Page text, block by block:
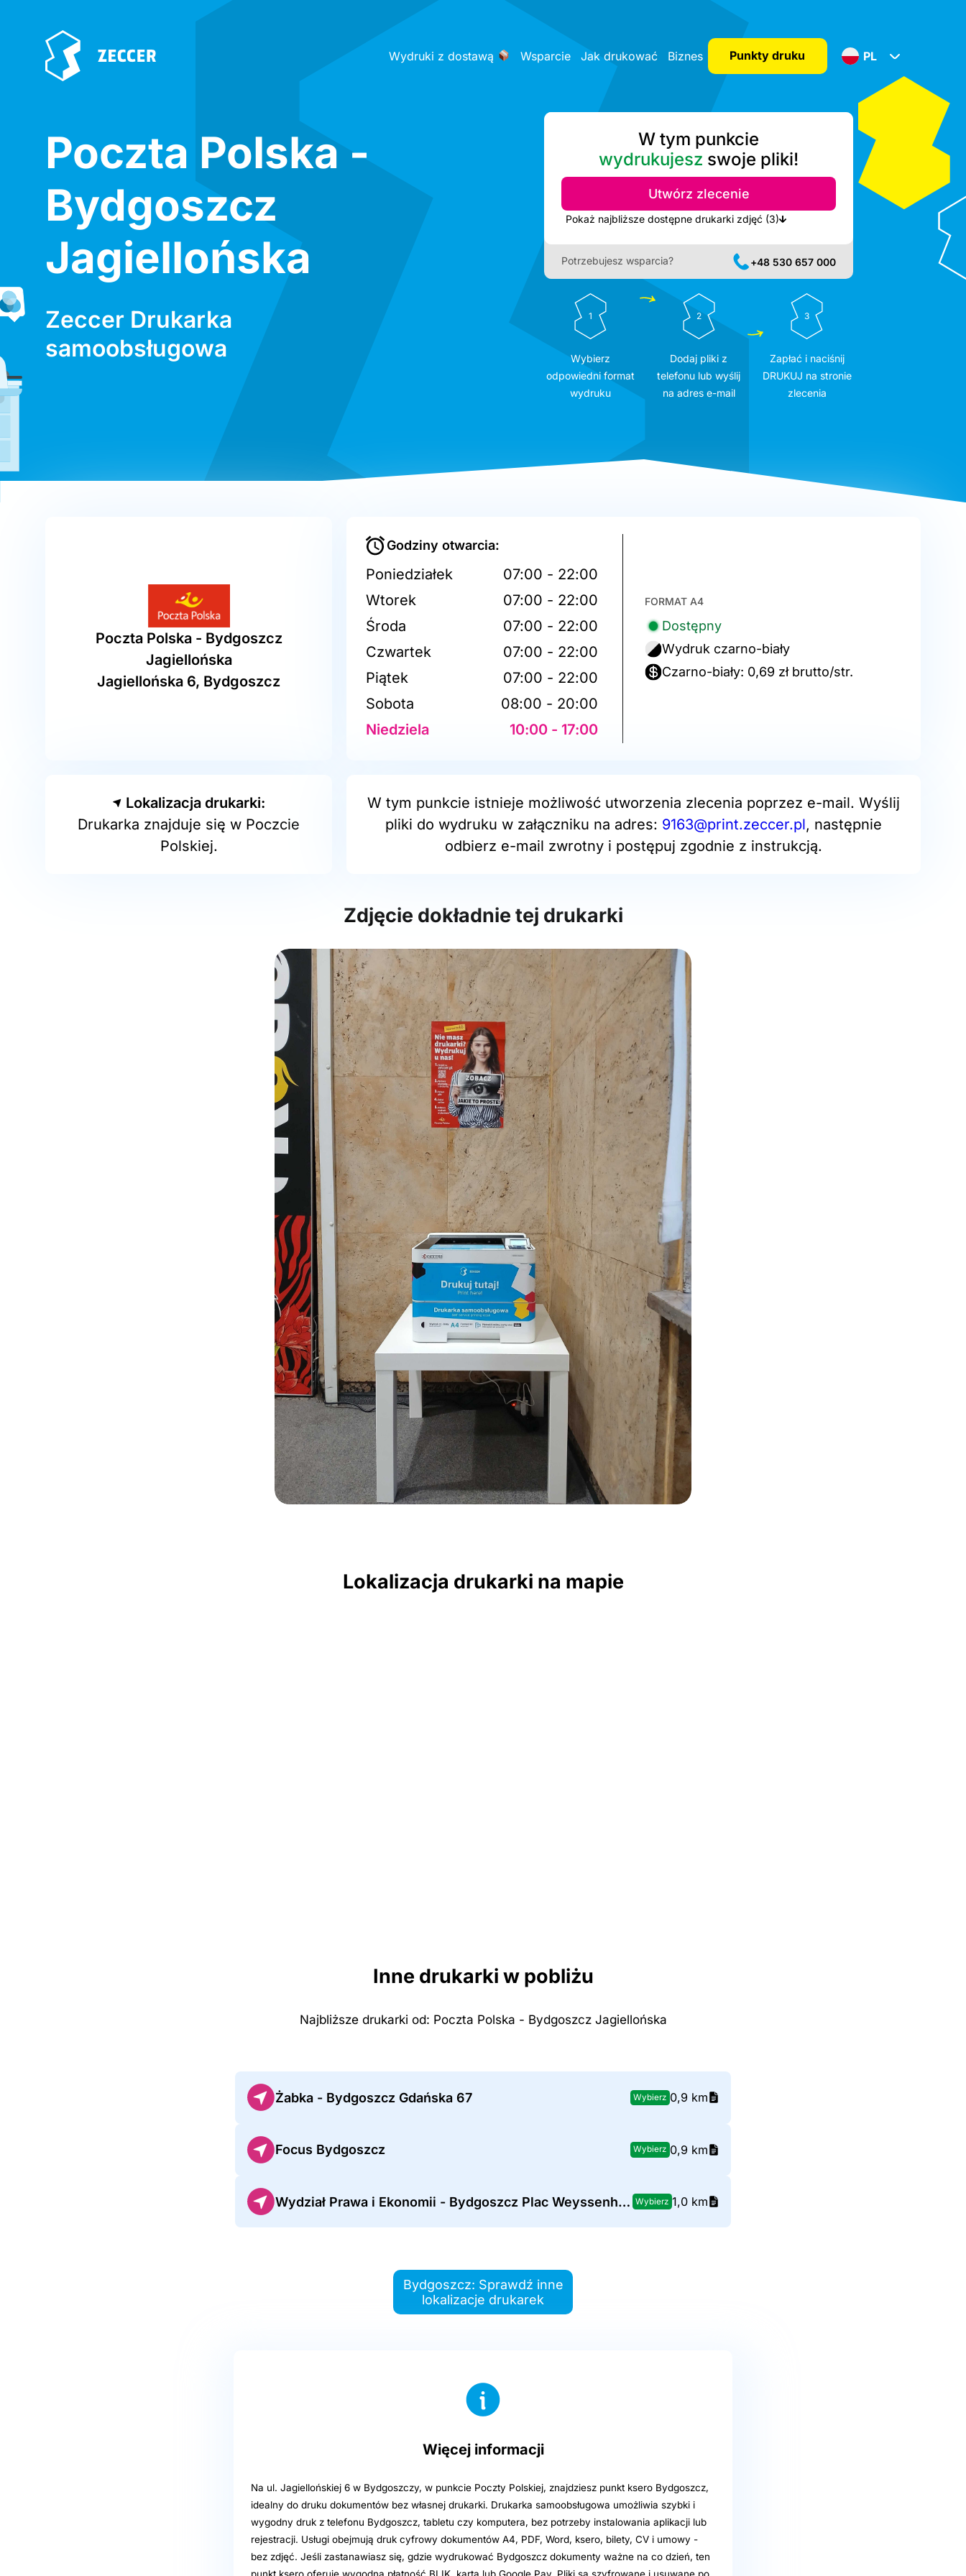
Wydruki z dostawą Wsparcie Jak drukować Biznes Punkty druku PL
Poczta Polska -
Bydgoszcz
Jagiellońska
Zeccer Drukarka
samoobsługowa
W tym punkcie
wydrukujesz swoje pliki!
Utwórz zlecenie
Pokaż najbliższe dostępne drukarki zdjęć (3)
Potrzebujesz wsparcia? +48 530 657 000
1
Wybierz
odpowiedni format
wydruku
2
Dodaj pliki z
telefonu lub wyślij
na adres e-mail
3
Zapłać i naciśnij
DRUKUJ na stronie
zlecenia
Poczta Polska - Bydgoszcz
Jagiellońska
Jagiellońska 6, Bydgoszcz
Godziny otwarcia:
Poniedziałek
07:00 - 22:00
Wtorek
07:00 - 22:00
Środa
07:00 - 22:00
Czwartek
07:00 - 22:00
Piątek
07:00 - 22:00
Sobota
08:00 - 20:00
Niedziela
10:00 - 17:00
FORMAT A4
Dostępny
Wydruk czarno-biały
Czarno-biały: 0,69 zł brutto/str.
Lokalizacja drukarki:
Drukarka znajduje się w Poczcie
Polskiej.
W tym punkcie istnieje możliwość utworzenia zlecenia poprzez e-mail. Wyślij
pliki do wydruku w załączniku na adres: 9163@print.zeccer.pl, następnie
odbierz e-mail zwrotny i postępuj zgodnie z instrukcją.
Zdjęcie dokładnie tej drukarki
Lokalizacja drukarki na mapie
Inne drukarki w pobliżu
Najbliższe drukarki od: Poczta Polska - Bydgoszcz Jagiellońska
Żabka - Bydgoszcz Gdańska 67 Wybierz 0,9 km
Focus Bydgoszcz Wybierz 0,9 km
Wydział Prawa i Ekonomii - Bydgoszcz Plac Weyssenhoffa 11 Wybierz 1,0 km
Bydgoszcz: Sprawdź inne
lokalizacje drukarek
Więcej informacji
Na ul. Jagiellońskiej 6 w Bydgoszczy, w punkcie Poczty Polskiej, znajdziesz punkt ksero Bydgoszcz,
idealny do druku dokumentów bez własnej drukarki. Drukarka samoobsługowa umożliwia szybki i
wygodny druk z telefonu Bydgoszcz, tabletu czy komputera, bez potrzeby instalowania aplikacji lub
rejestracji. Usługi obejmują druk cyfrowy dokumentów A4, PDF, Word, ksero, bilety, CV i umowy -
bez zdjęć. Jeśli zastanawiasz się, gdzie wydrukować Bydgoszcz dokumenty ważne na co dzień, ten